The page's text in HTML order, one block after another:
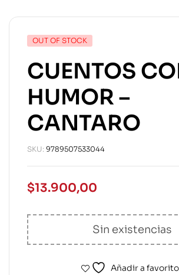
OUT OF STOCK
CUENTOS
HUMOR –
CANTARO
SKU: 9789507533044
$13.900,00
Sin existencias
Añadir a